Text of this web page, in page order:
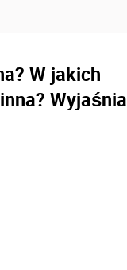
W jakich
Wyjaśnia